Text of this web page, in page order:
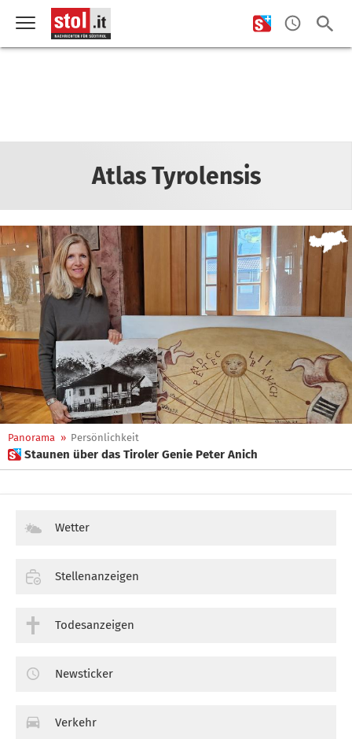
Atlas Tyrolensis
Panorama » Persönlichkeit
 Staunen über das Tiroler Genie Peter Anich
Wetter
Stellenanzeigen
Todesanzeigen
Newsticker
Verkehr